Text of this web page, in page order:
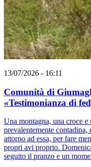
13/07/2026 - 16:11
Comunità di
«Testimonianza di
Una montagna, una croce
prevalentemente
attorno ad essa, per fare
propri avi proprio.
seguito il pranzo e un